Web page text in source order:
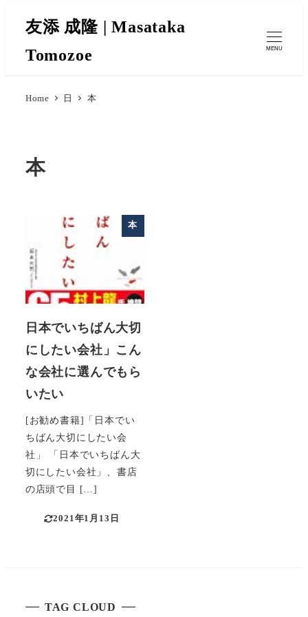
友添 成隆 | Masataka
Tomozoe
MENU
Home 日 本
本
本
日本でいちばん大切
にしたい会社」こん
な会社に選んでもら
いたい
[お勧め書籍]「日本でい
ちばん大切にしたい会
社」 「日本でいちばん大
切にしたい会社」、書店
の店頭で目 […]
2021年1月13日
TAG CLOUD